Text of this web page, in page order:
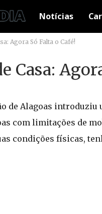
Notícias
Agora Só Falta o Café!
Casa:
de Alagoas introduziu
com limitações de
condições físicas,